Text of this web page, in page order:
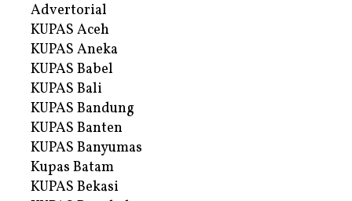
Advertorial
KUPAS Aceh
KUPAS Aneka
KUPAS Babel
KUPAS Bali
KUPAS Bandung
KUPAS Banten
KUPAS Banyumas
Kupas Batam
KUPAS Bekasi